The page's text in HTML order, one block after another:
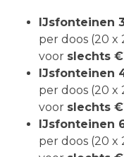
IJsfonteinen
per doos (20 x
voor slechts
IJsfonteinen
per doos (20 x
voor slechts
IJsfonteinen
per doos (20 x